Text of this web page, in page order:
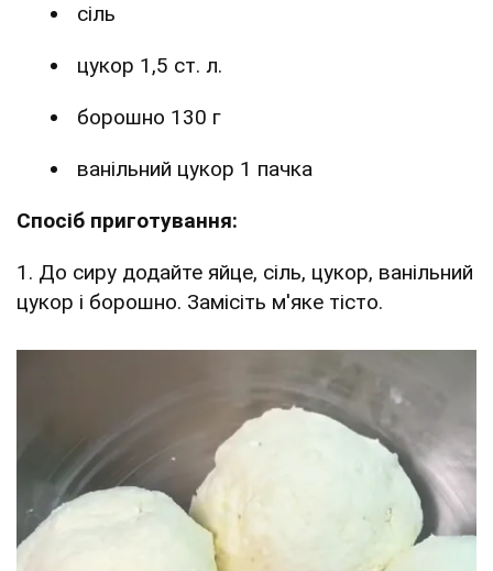
сіль
цукор 1,5 ст. л.
борошно 130 г
ванільний цукор 1 пачка
Спосіб приготування:
1. До сиру додайте яйце, сіль, цукор, ванільний
цукор і борошно. Замісіть м'яке тісто.